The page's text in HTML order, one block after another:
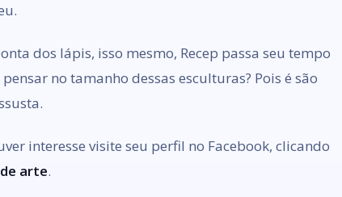
dos lápis, isso mesmo, Recep passa seu tempo
no tamanho dessas esculturas? Pois é são
interesse visite seu perfil no Facebook, clicando
arte.